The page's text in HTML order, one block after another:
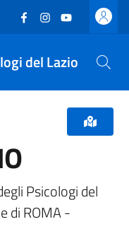
Facebook
(nuova scheda -
Instagram
(nuova scheda
YouTube
(nuova
del Lazio
Psicologi del
di ROMA -